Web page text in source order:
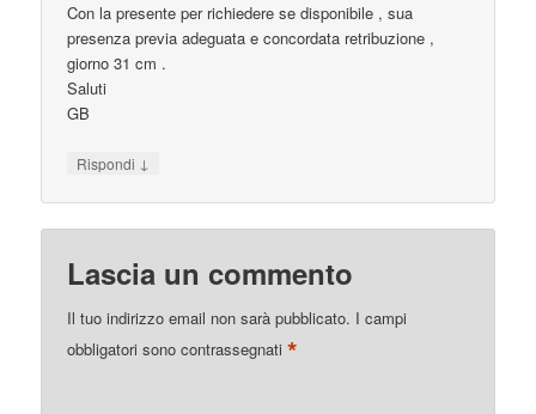
Con la presente per richiedere se disponibile , sua
presenza previa adeguata e concordata retribuzione ,
giorno 31 cm .
Saluti
GB
Rispondi ↓
Lascia un commento
Il tuo indirizzo email non sarà pubblicato. I campi
obbligatori sono contrassegnati*